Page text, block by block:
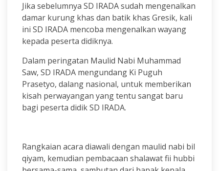
Jika sebelumnya SD IRADA sudah mengenalkan
damar kurung khas dan batik khas Gresik, kali
ini SD IRADA mencoba mengenalkan wayang
kepada peserta didiknya.
Dalam peringatan Maulid Nabi Muhammad
Saw, SD IRADA mengundang Ki Puguh
Prasetyo, dalang nasional, untuk memberikan
kisah perwayangan yang tentu sangat baru
bagi peserta didik SD IRADA.
Rangkaian acara diawali dengan maulid nabi bil
qiyam, kemudian pembacaan shalawat fii hubbi